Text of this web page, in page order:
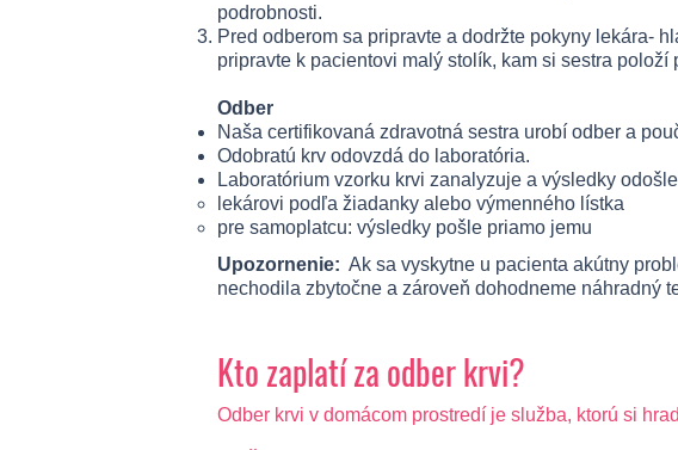
podrobnosti.
Pred odberom sa pripravte a dodržte pokyny lekára-
pripravte k pacientovi malý stolík, kam si sestra položí
Odber
Naša certifikovaná zdravotná sestra urobí odber a
Odobratú krv odovzdá do laboratória.
Laboratórium vzorku krvi zanalyzuje a výsledky odošle
lekárovi podľa žiadanky alebo výmenného lístka
pre samoplatcu: výsledky pošle priamo jemu
Upozornenie: Ak sa vyskytne u pacienta akútny
nechodila zbytočne a zároveň dohodneme náhradný
Kto zaplatí za odber krvi?
Odber krvi v domácom prostredí je služba, ktorú si